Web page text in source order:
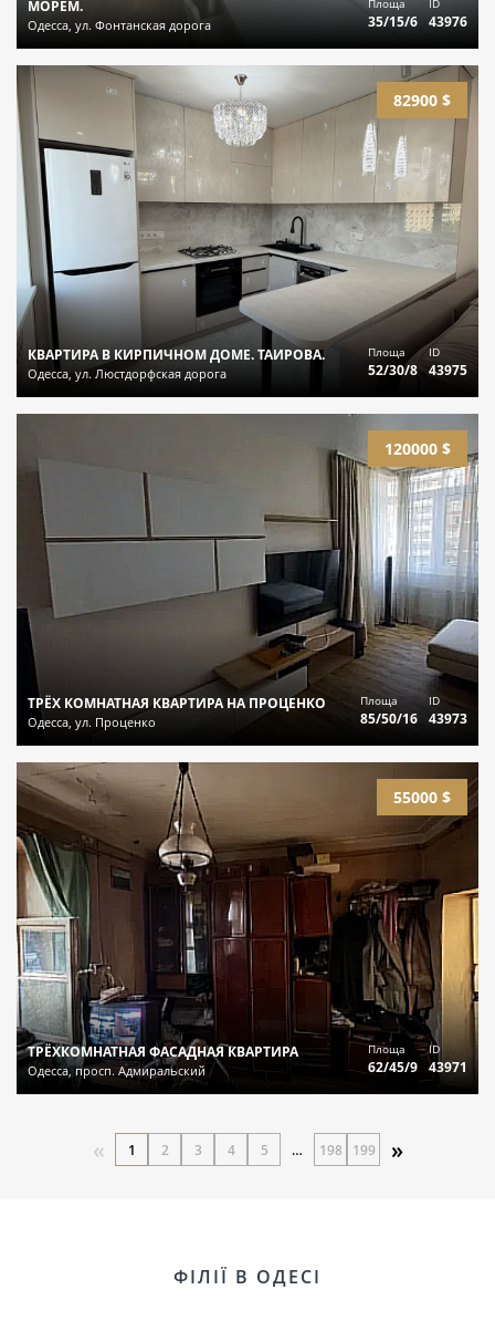
МОРЕМ.
Одесса, ул. Фонтанская дорога 35/15/6 43976
82900 $
КВАРТИРА В КИРПИЧНОМ ДОМЕ. ТАИРОВА.
Одесса, ул. Люстдорфская дорога
Площа
52/30/8
ID
43975
120000 $
ТРЁХ КОМНАТНАЯ КВАРТИРА НА ПРОЦЕНКО
Одесса, ул. Проценко
Площа
85/50/16
ID
43973
55000 $
ТРЁХКОМНАТНАЯ ФАСАДНАЯ КВАРТИРА
Одесса, просп. Адмиральский
Площа
62/45/9
ID
43971
« 1 2 3 4 5 … 198 199 »
ФІЛІЇ В ОДЕСІ